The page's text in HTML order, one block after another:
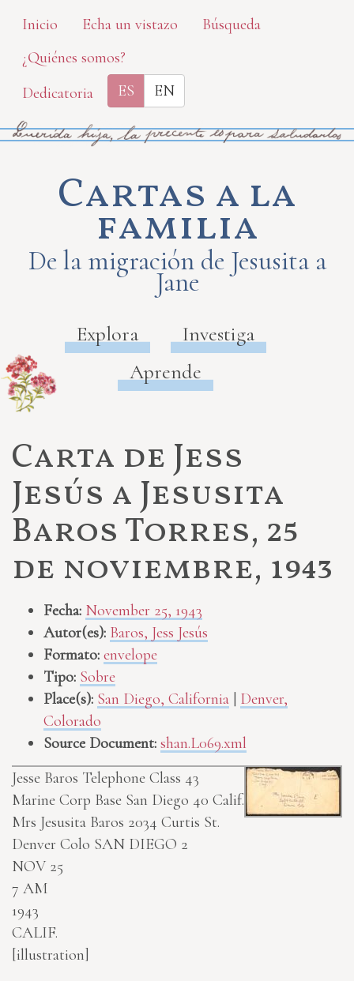
Skip
main
content
Inicio Echa un vistazo
Búsqueda
¿Quiénes somos?
Dedicatoria
ES EN
Cartas a la
familia
De la migración de Jesusita a
Jane
Explora
Investiga
Aprende
Carta de Jess
Jesús a Jesusita
Baros Torres, 25
de noviembre, 1943
Fecha: November 25, 1943
Autor(es): Baros, Jess Jesús
Formato: envelope
Tipo: Sobre
Place(s): San Diego, California
Denver,
Colorado
Source Document: shan.L069.xml
Jesse Baros Telephone Class 43
Marine Corp Base San Diego 40 Calif.
Mrs Jesusita Baros 2034 Curtis St.
Denver Colo SAN DIEGO 2
NOV 25
7 AM
1943
CALIF.
[illustration]